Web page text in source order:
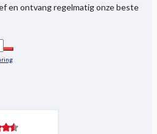
en ontvang regelmatig onze beste